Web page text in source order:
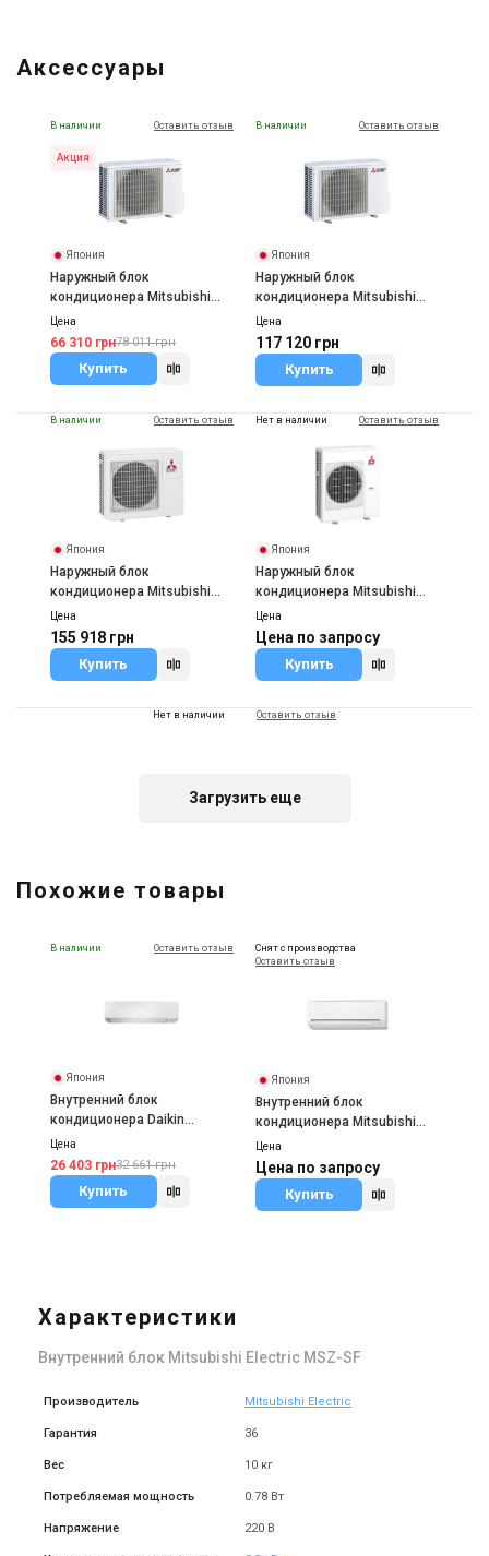
Аксессуары
В наличии Оставить отзыв
Акция
Япония
Наружный блок
кондиционера Mitsubishi
Electric MXZ-2F33VF
Цена
66 310 грн78 011 грн
Купить
В наличии Оставить отзыв
Япония
Наружный блок
кондиционера Mitsubishi
Electric MXZ-3F54VF
Цена
117 120 грн
Купить
В наличии Оставить отзыв
Япония
Наружный блок
кондиционера Mitsubishi
Electric MXZ-4F-VF
Цена
155 918 грн
Купить
Нет в наличии Оставить отзыв
Япония
Наружный блок
кондиционера Mitsubishi
Electric MXZ-6D
Цена
Цена по запросу
Купить
Нет в наличии Оставить отзыв
кондиционера Mitsubishi
Electric MXZ-5D
Купить
Загрузить еще
Похожие товары
В наличии Оставить отзыв
Япония
Внутренний блок
кондиционера Daikin
FTXM20A
Цена
26 403 грн32 661 грн
Купить
Снят с производства
Оставить отзыв
Япония
Внутренний блок
кондиционера Mitsubishi
Heavy SRK-ZJ-S
Цена
Цена по запросу
Купить
Характеристики
Внутренний блок Mitsubishi Electric MSZ-SF
Производитель Mitsubishi Electric
Гарантия 36
Вес 10 кг
Потребляемая мощность 0.78 Вт
Напряжение 220 В